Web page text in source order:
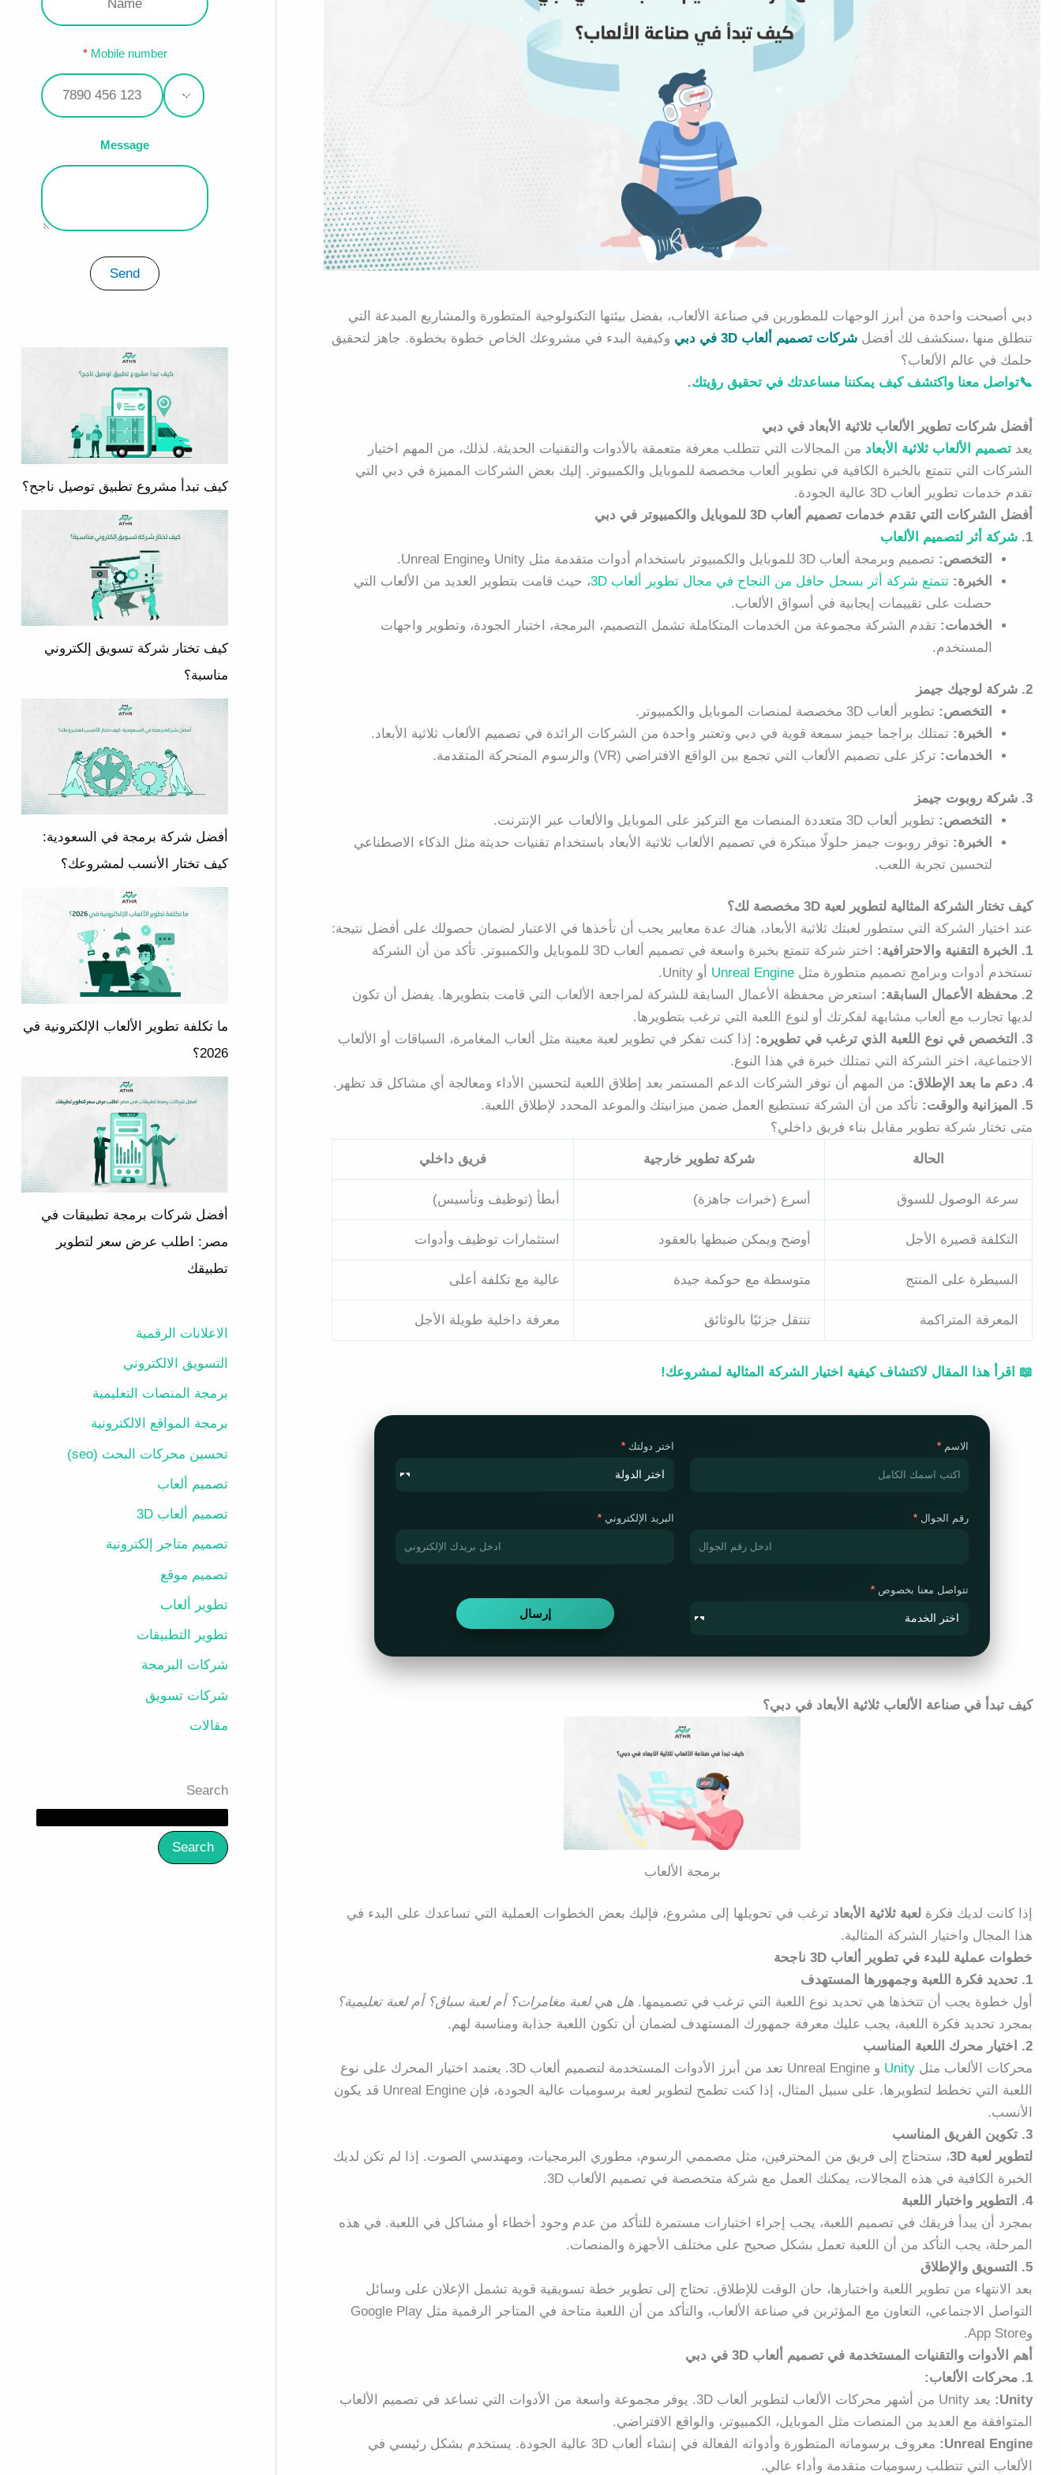
دبي أصبحت واحدة من أبرز الوجهات للمطورين في صناعة الألعاب، بفضل بيئتها التكنولوجية المتطورة والمشاريع المبدعة التي
تنطلق منها ،سنكشف لك أفضل شركات تصميم ألعاب 3D في دبي
وكيفية البدء في مشروعك الخاص خطوة بخطوة. جاهز لتحقيق
حلمك في عالم الألعاب؟
📞تواصل معنا واكتشف كيف يمكننا مساعدتك في تحقيق رؤيتك.
أفضل شركات تطوير الألعاب ثلاثية الأبعاد في دبي
يعد تصميم الألعاب ثلاثية الأبعاد من المجالات التي تتطلب معرفة متعمقة بالأدوات والتقنيات الحديثة. لذلك، من المهم اختيار
الشركات التي تتمتع بالخبرة الكافية في تطوير ألعاب مخصصة للموبايل والكمبيوتر. إليك بعض الشركات المميزة في دبي التي
تقدم خدمات تطوير ألعاب 3D عالية الجودة.
أفضل الشركات التي تقدم خدمات تصميم ألعاب 3D للموبايل والكمبيوتر في دبي
1. شركة أثر لتصميم الألعاب
التخصص: تصميم وبرمجة ألعاب 3D للموبايل والكمبيوتر باستخدام أدوات متقدمة مثل Unity وUnreal Engine.
الخبرة: تتمتع شركة أثر بسجل حافل من النجاح في مجال تطوير ألعاب 3D
، حيث قامت بتطوير العديد من الألعاب التي
حصلت على تقييمات إيجابية في أسواق الألعاب.
الخدمات: تقدم الشركة مجموعة من الخدمات المتكاملة تشمل التصميم، البرمجة، اختبار الجودة، وتطوير واجهات
المستخدم.
2. شركة لوجيك جيمز
التخصص: تطوير ألعاب 3D مخصصة لمنصات الموبايل والكمبيوتر.
الخبرة: تمتلك براجما جيمز سمعة قوية في دبي وتعتبر واحدة من الشركات الرائدة في تصميم الألعاب ثلاثية الأبعاد.
الخدمات: تركز على تصميم الألعاب التي تجمع بين الواقع الافتراضي (VR) والرسوم المتحركة المتقدمة.
3. شركة روبوت جيمز
التخصص: تطوير ألعاب 3D متعددة المنصات مع التركيز على الموبايل والألعاب عبر الإنترنت.
الخبرة: توفر روبوت جيمز حلولًا مبتكرة في تصميم الألعاب ثلاثية الأبعاد باستخدام تقنيات حديثة مثل الذكاء الاصطناعي
لتحسين تجربة اللعب.
كيف تختار الشركة المثالية لتطوير لعبة 3D مخصصة لك؟
عند اختيار الشركة التي ستطور لعبتك ثلاثية الأبعاد، هناك عدة معايير يجب أن تأخذها في الاعتبار لضمان حصولك على أفضل نتيجة:
1. الخبرة التقنية والاحترافية:
اختر شركة تتمتع بخبرة واسعة في تصميم ألعاب 3D للموبايل والكمبيوتر. تأكد من أن الشركة
تستخدم أدوات وبرامج تصميم متطورة مثل Unreal Engine أو Unity.
2. محفظة الأعمال السابقة:
استعرض محفظة الأعمال السابقة للشركة لمراجعة الألعاب التي قامت بتطويرها. يفضل أن تكون
لديها تجارب مع ألعاب مشابهة لفكرتك أو لنوع اللعبة التي ترغب بتطويرها.
3. التخصص في نوع اللعبة الذي ترغب في تطويره:
إذا كنت تفكر في تطوير لعبة معينة مثل ألعاب المغامرة، السباقات أو الألعاب
الاجتماعية، اختر الشركة التي تمتلك خبرة في هذا النوع.
4. دعم ما بعد الإطلاق:
من المهم أن توفر الشركات الدعم المستمر بعد إطلاق اللعبة لتحسين الأداء ومعالجة أي مشاكل قد تظهر.
5. الميزانية والوقت:
تأكد من أن الشركة تستطيع العمل ضمن ميزانيتك والموعد المحدد لإطلاق اللعبة.
متى تختار شركة تطوير مقابل بناء فريق داخلي؟
الحالة شركة تطوير خارجية فريق داخلي
سرعة الوصول للسوق أسرع (خبرات جاهزة) أبطأ (توظيف وتأسيس)
التكلفة قصيرة الأجل أوضح ويمكن ضبطها بالعقود استثمارات توظيف وأدوات
السيطرة على المنتج متوسطة مع حوكمة جيدة عالية مع تكلفة أعلى
المعرفة المتراكمة تنتقل جزئيًا بالوثائق معرفة داخلية طويلة الأجل
📖 اقرأ هذا المقال لاكتشاف كيفية اختيار الشركة المثالية لمشروعك!
الاسم اختر دولتك
رقم الجوال البريد الإلكتروني
تتواصل معنا بخصوص
كيف تبدأ في صناعة الألعاب ثلاثية الأبعاد في دبي؟
برمجة الألعاب
إذا كانت لديك فكرة لعبة ثلاثية الأبعاد ترغب في تحويلها إلى مشروع، فإليك بعض الخطوات العملية التي تساعدك على البدء في
هذا المجال واختيار الشركة المثالية.
خطوات عملية للبدء في تطوير ألعاب 3D ناجحة
1. تحديد فكرة اللعبة وجمهورها المستهدف
أول خطوة يجب أن تتخذها هي تحديد نوع اللعبة التي ترغب في تصميمها. هل هي لعبة مغامرات؟ أم لعبة سباق؟ أم لعبة تعليمية؟
بمجرد تحديد فكرة اللعبة، يجب عليك معرفة جمهورك المستهدف لضمان أن تكون اللعبة جذابة ومناسبة لهم.
2. اختيار محرك اللعبة المناسب
محركات الألعاب مثل Unity
و Unreal Engine تعد من أبرز الأدوات المستخدمة لتصميم ألعاب 3D. يعتمد اختيار المحرك على نوع
اللعبة التي تخطط لتطويرها. على سبيل المثال، إذا كنت تطمح لتطوير لعبة برسوميات عالية الجودة، فإن Unreal Engine قد يكون
الأنسب.
3. تكوين الفريق المناسب
لتطوير لعبة 3D
، ستحتاج إلى فريق من المحترفين، مثل مصممي الرسوم، مطوري البرمجيات، ومهندسي الصوت. إذا لم تكن لديك
الخبرة الكافية في هذه المجالات، يمكنك العمل مع شركة متخصصة في تصميم الألعاب 3D.
4. التطوير واختبار اللعبة
بمجرد أن يبدأ فريقك في تصميم اللعبة، يجب إجراء اختبارات مستمرة للتأكد من عدم وجود أخطاء أو مشاكل في اللعبة. في هذه
المرحلة، يجب التأكد من أن اللعبة تعمل بشكل صحيح على مختلف الأجهزة والمنصات.
5. التسويق والإطلاق
بعد الانتهاء من تطوير اللعبة واختبارها، حان الوقت للإطلاق. تحتاج إلى تطوير خطة تسويقية قوية تشمل الإعلان على وسائل
التواصل الاجتماعي، التعاون مع المؤثرين في صناعة الألعاب، والتأكد من أن اللعبة متاحة في المتاجر الرقمية مثل Google Play
وApp Store.
أهم الأدوات والتقنيات المستخدمة في تصميم ألعاب 3D في دبي
1. محركات الألعاب:
Unity:
يعد Unity من أشهر محركات الألعاب لتطوير ألعاب 3D. يوفر مجموعة واسعة من الأدوات التي تساعد في تصميم الألعاب
المتوافقة مع العديد من المنصات مثل الموبايل، الكمبيوتر، والواقع الافتراضي.
Unreal Engine:
معروف برسوماته المتطورة وأدواته الفعالة في إنشاء ألعاب 3D عالية الجودة. يستخدم بشكل رئيسي في
الألعاب التي تتطلب رسوميات متقدمة وأداء عالي.
Mobile number
Message
Send
كيف تبدأ مشروع تطبيق توصيل ناجح؟
كيف تختار شركة تسويق إلكتروني
مناسبة؟
أفضل شركة برمجة في السعودية:
كيف تختار الأنسب لمشروعك؟
ما تكلفة تطوير الألعاب الإلكترونية في
2026؟
أفضل شركات برمجة تطبيقات في
مصر: اطلب عرض سعر لتطوير
تطبيقك
الاعلانات الرقمية
التسويق الالكتروني
برمجة المنصات التعليمية
برمجة المواقع الالكترونية
تحسين محركات البحث (seo)
تصميم ألعاب
تصميم ألعاب 3D
تصميم متاجر إلكترونية
تصميم موقع
تطوير ألعاب
تطوير التطبيقات
شركات البرمجة
شركات تسويق
مقالات
Search
Search